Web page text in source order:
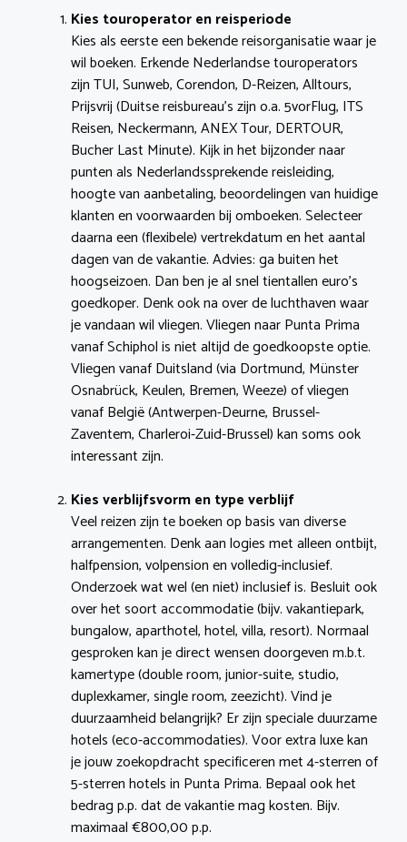
Kies touroperator en reisperiode
Kies als eerste een bekende reisorganisatie waar je
wil boeken. Erkende Nederlandse touroperators
zijn TUI, Sunweb, Corendon, D-Reizen, Alltours,
Prijsvrij (Duitse reisbureau’s zijn o.a. 5vorFlug, ITS
Reisen, Neckermann, ANEX Tour, DERTOUR,
Bucher Last Minute). Kijk in het bijzonder naar
punten als Nederlandssprekende reisleiding,
hoogte van aanbetaling, beoordelingen van huidige
klanten en voorwaarden bij omboeken. Selecteer
daarna een (flexibele) vertrekdatum en het aantal
dagen van de vakantie. Advies: ga buiten het
hoogseizoen. Dan ben je al snel tientallen euro’s
goedkoper. Denk ook na over de luchthaven waar
je vandaan wil vliegen. Vliegen naar Punta Prima
vanaf Schiphol is niet altijd de goedkoopste optie.
Vliegen vanaf Duitsland (via Dortmund, Münster
Osnabrück, Keulen, Bremen, Weeze) of vliegen
vanaf België (Antwerpen-Deurne, Brussel-
Zaventem, Charleroi-Zuid-Brussel) kan soms ook
interessant zijn.
Kies verblijfsvorm en type verblijf
Veel reizen zijn te boeken op basis van diverse
arrangementen. Denk aan logies met alleen ontbijt,
halfpension, volpension en volledig-inclusief.
Onderzoek wat wel (en niet) inclusief is. Besluit ook
over het soort accommodatie (bijv. vakantiepark,
bungalow, aparthotel, hotel, villa, resort). Normaal
gesproken kan je direct wensen doorgeven m.b.t.
kamertype (double room, junior-suite, studio,
duplexkamer, single room, zeezicht). Vind je
duurzaamheid belangrijk? Er zijn speciale duurzame
hotels (eco-accommodaties). Voor extra luxe kan
je jouw zoekopdracht specificeren met 4-sterren of
5-sterren hotels in Punta Prima. Bepaal ook het
bedrag p.p. dat de vakantie mag kosten. Bijv.
maximaal €800,00 p.p.